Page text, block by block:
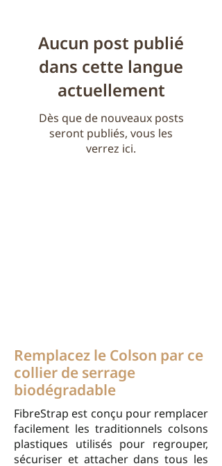
Aucun post publié
dans cette langue
actuellement
Dès que de nouveaux posts
seront publiés, vous les
verrez ici.
Remplacez le Colson par ce
collier de serrage
biodégradable
FibreStrap est conçu pour remplacer
facilement les traditionnels colsons
plastiques utilisés pour regrouper,
sécuriser et attacher dans tous les